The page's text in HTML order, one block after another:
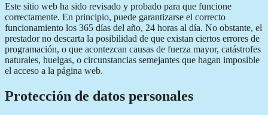
Este sitio web ha sido revisado y probado para que funcione
correctamente. En principio, puede garantizarse el correcto
funcionamiento los 365 días del año, 24 horas al día. No obstante, el
prestador no descarta la posibilidad de que existan ciertos errores de
programación, o que acontezcan causas de fuerza mayor, catástrofes
naturales, huelgas, o circunstancias semejantes que hagan imposible
el acceso a la página web.
Protección de datos personales